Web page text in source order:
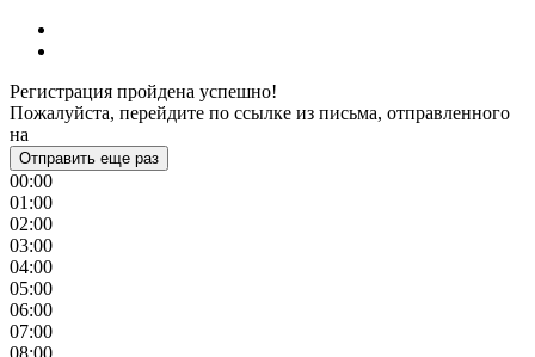
Регистрация пройдена успешно!
Пожалуйста, перейдите по ссылке из письма, отправленного
на
Отправить еще раз
00:00
01:00
02:00
03:00
04:00
05:00
06:00
07:00
08:00